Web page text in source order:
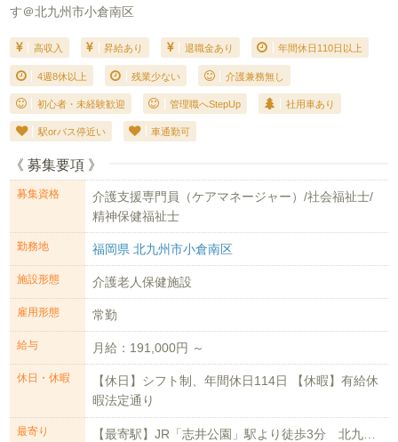
す＠北九州市小倉南区
高収入 昇給あり 退職金あり 年間休日110日以上
4週8休以上 残業少ない 介護兼務無し
初心者・未経験歓迎 管理職へStepUp 社用車あり
駅orバス停近い 車通勤可
《 募集要項 》
募集資格
介護支援専門員（ケアマネージャー）/社会福祉士/
精神保健福祉士
勤務地 福岡県 北九州市小倉南区
施設形態 介護老人保健施設
雇用形態 常勤
給与 月給：191,000円 ～
休日・休暇
【休日】シフト制、年間休日114日 【休暇】有給休
暇法定通り
最寄り